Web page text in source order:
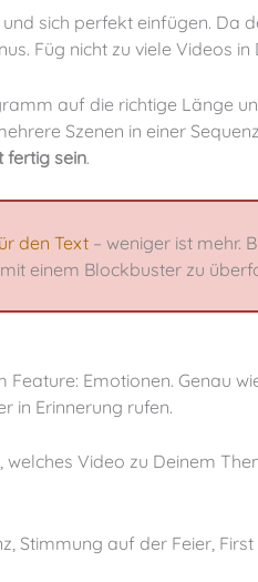
sich perfekt einfügen. Da
Füg nicht zu viele Videos
Szenen in einer
sein.
den Text– weniger ist mehr.
einem Blockbuster zu
in Erinnerung rufen.
Stimmung auf der Feier,